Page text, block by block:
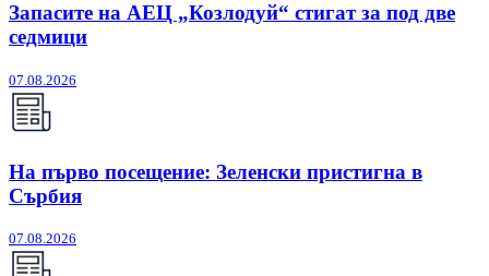
Запасите на АЕЦ „Козлодуй“ стигат за под две
седмици
07.08.2026
На първо посещение: Зеленски пристигна в
Сърбия
07.08.2026